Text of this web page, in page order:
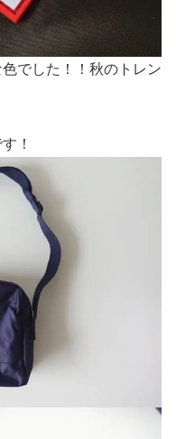
でした！！秋のトレン
！